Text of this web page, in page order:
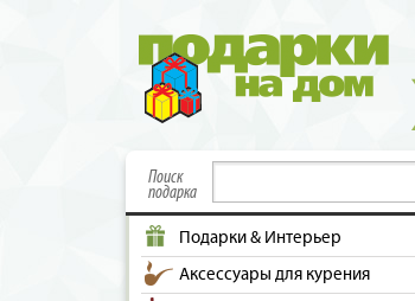
Поиск
подарка
Подарки & Интерьер
Аксессуары для курения